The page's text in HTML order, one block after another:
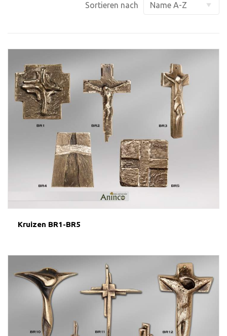
Sortieren nach
Kruizen BR1-BR5